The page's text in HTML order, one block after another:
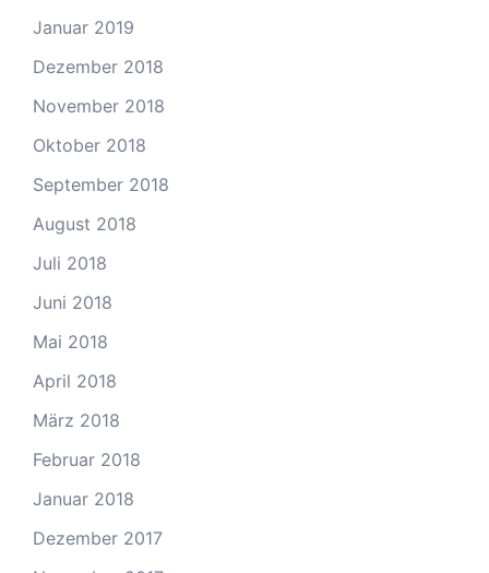
Januar 2019
Dezember 2018
November 2018
Oktober 2018
September 2018
August 2018
Juli 2018
Juni 2018
Mai 2018
April 2018
März 2018
Februar 2018
Januar 2018
Dezember 2017